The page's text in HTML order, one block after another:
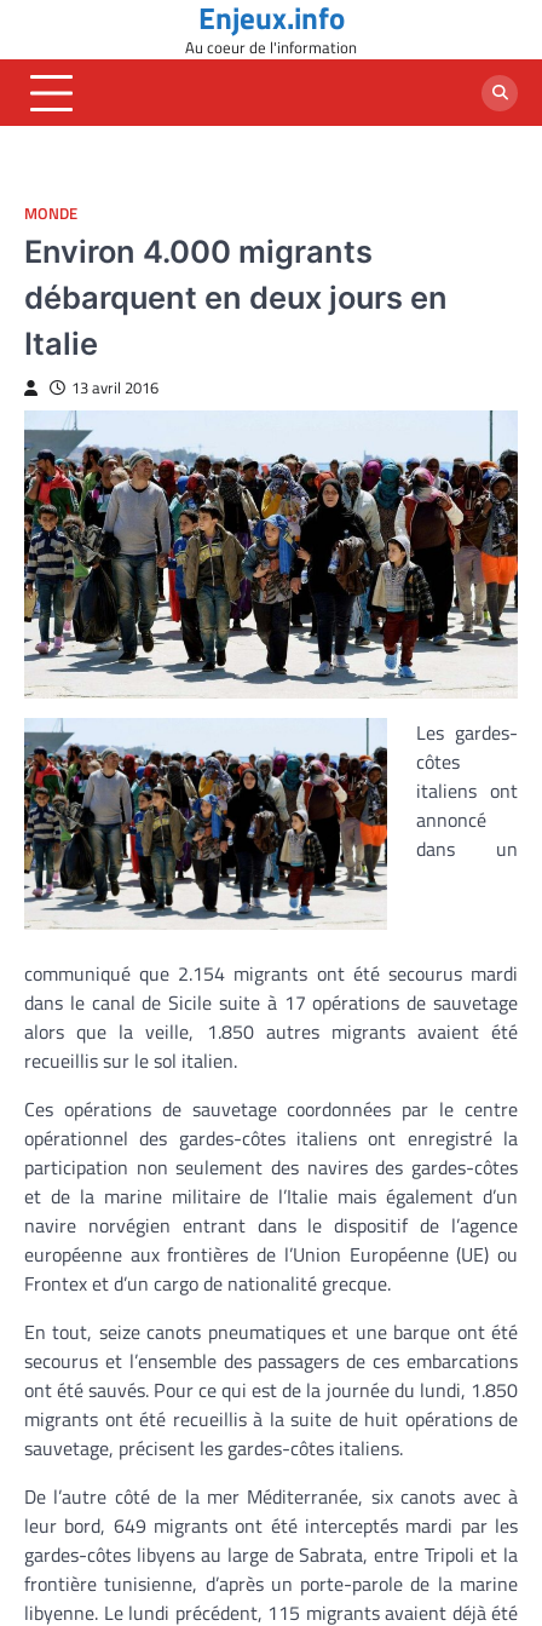
content
Enjeux.info
Au coeur de l'information
MONDE
Environ 4.000 migrants
débarquent en deux jours en
Italie
13 avril 2016
Les gardes-
côtes
italiens ont
annoncé
dans un
communiqué que 2.154 migrants ont été secourus mardi
dans le canal de Sicile suite à 17 opérations de sauvetage
alors que la veille, 1.850 autres migrants avaient été
recueillis sur le sol italien.
Ces opérations de sauvetage coordonnées par le centre
opérationnel des gardes-côtes italiens ont enregistré la
participation non seulement des navires des gardes-côtes
et de la marine militaire de l’Italie mais également d’un
navire norvégien entrant dans le dispositif de l’agence
européenne aux frontières de l’Union Européenne (UE) ou
Frontex et d’un cargo de nationalité grecque.
En tout, seize canots pneumatiques et une barque ont été
secourus et l’ensemble des passagers de ces embarcations
ont été sauvés. Pour ce qui est de la journée du lundi, 1.850
migrants ont été recueillis à la suite de huit opérations de
sauvetage, précisent les gardes-côtes italiens.
De l’autre côté de la mer Méditerranée, six canots avec à
leur bord, 649 migrants ont été interceptés mardi par les
gardes-côtes libyens au large de Sabrata, entre Tripoli et la
frontière tunisienne, d’après un porte-parole de la marine
libyenne. Le lundi précédent, 115 migrants avaient déjà été